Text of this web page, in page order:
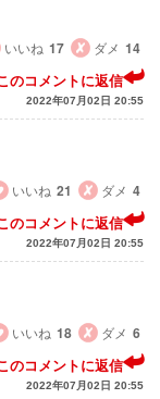
いいね 17 ダメ 14
のコメントに返信
2022年07月02日 20:55
いいね 21 ダメ 4
のコメントに返信
2022年07月02日 20:55
いいね 18 ダメ 6
のコメントに返信
2022年07月02日 20:55